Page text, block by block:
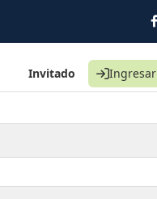
Invitado Ingresar